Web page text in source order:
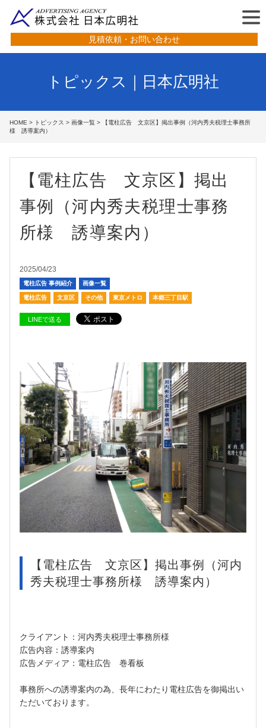
見積依頼・お問い合わせ
トピックス｜日本広明社
HOME > トピックス > 画像一覧 > 【電柱広告 文京区】掲出事例（河内秀夫税理士事務所
様 誘導案内）
【電柱広告 文京区】掲出
事例（河内秀夫税理士事務
所様 誘導案内）
2025/04/23
電柱広告 事例紹介 画像一覧
電柱広告 文京区 その他 東京メトロ 本郷三丁目駅
LINEで送る
【電柱広告 文京区】掲出事例（河内
秀夫税理士事務所様 誘導案内）
クライアント：河内秀夫税理士事務所様
広告内容：誘導案内
広告メディア：電柱広告 巻看板
事務所への誘導案内の為、長年にわたり電柱広告を御掲出い
ただいております。